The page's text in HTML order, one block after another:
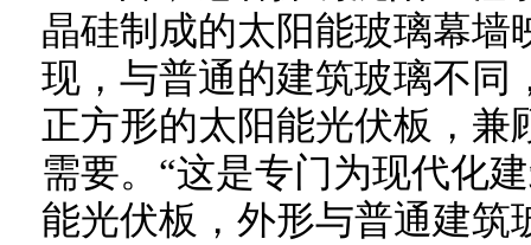
晶硅制成的太阳能玻璃幕墙
现，与普通的建筑玻璃不同
正方形的太阳能光伏板，兼
需要。“这是专门为现代化
能光伏板，外形与普通建筑